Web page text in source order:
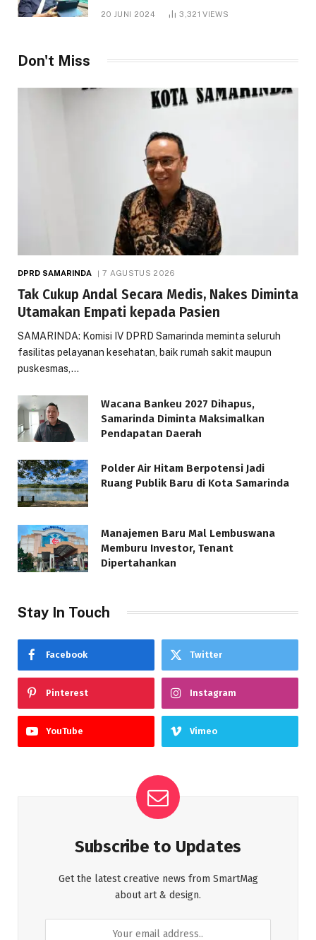
1.000 Hektare
20 JUNI 2024 3,321VIEWS
Don't Miss
DPRD SAMARINDA 7 AGUSTUS 2026
Tak Cukup Andal Secara Medis, Nakes Diminta
Utamakan Empati kepada Pasien
SAMARINDA: Komisi IV DPRD Samarinda meminta seluruh
fasilitas pelayanan kesehatan, baik rumah sakit maupun
puskesmas,…
Wacana Bankeu 2027 Dihapus,
Samarinda Diminta Maksimalkan
Pendapatan Daerah
Polder Air Hitam Berpotensi Jadi
Ruang Publik Baru di Kota Samarinda
Manajemen Baru Mal Lembuswana
Memburu Investor, Tenant
Dipertahankan
Stay In Touch
Facebook Twitter
Pinterest Instagram
YouTube Vimeo
Subscribe to Updates
Get the latest creative news from SmartMag
about art & design.